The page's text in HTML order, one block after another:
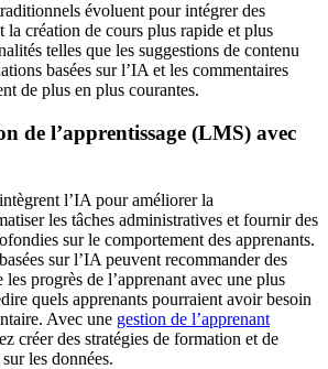
évoluent pour intégrer des
la création de cours plus rapide et plus
telles que les suggestions de contenu
basées sur l’IA et les commentaires
de plus en plus courantes.
de l’apprentissage (LMS) avec
l’IA pour améliorer la
les tâches administratives et fournir des
sur le comportement des apprenants.
sur l’IA peuvent recommander des
progrès de l’apprenant avec une plus
quels apprenants pourraient avoir besoin
Avec une gestion de l’apprenant
créer des stratégies de formation et de
les données.